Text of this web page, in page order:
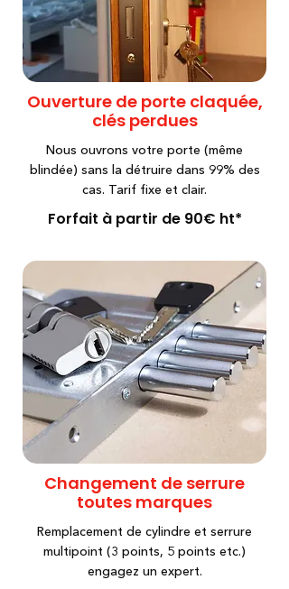
Ouverture de porte claquée,
clés perdues
Nous ouvrons votre porte (même
blindée) sans la détruire dans 99% des
cas. Tarif fixe et clair.
Forfait à partir de 90€ ht*
Changement de serrure
toutes marques
Remplacement de cylindre et serrure
multipoint (3 points, 5 points etc.)
engagez un expert.